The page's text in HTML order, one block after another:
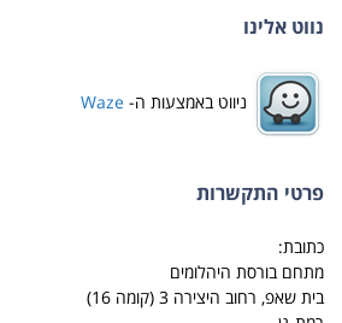
נווט אלינו
ניווט באמצעות ה- Waze
פרטי התקשרות
כתובת:
מתחם בורסת היהלומים
בית שאפ, רחוב היצירה 3 (קומה 16)